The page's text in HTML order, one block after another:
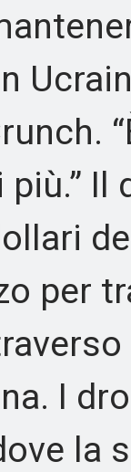
più.”
per
I
la